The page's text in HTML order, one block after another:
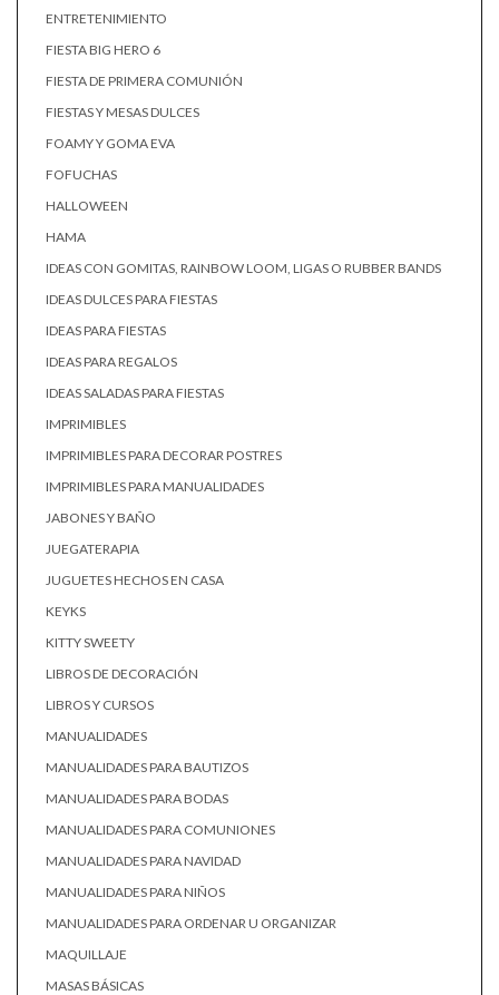
ENTRETENIMIENTO
FIESTA BIG HERO 6
FIESTA DE PRIMERA COMUNIÓN
FIESTAS Y MESAS DULCES
FOAMY Y GOMA EVA
FOFUCHAS
HALLOWEEN
HAMA
IDEAS CON GOMITAS, RAINBOW LOOM, LIGAS O RUBBER BANDS
IDEAS DULCES PARA FIESTAS
IDEAS PARA FIESTAS
IDEAS PARA REGALOS
IDEAS SALADAS PARA FIESTAS
IMPRIMIBLES
IMPRIMIBLES PARA DECORAR POSTRES
IMPRIMIBLES PARA MANUALIDADES
JABONES Y BAÑO
JUEGATERAPIA
JUGUETES HECHOS EN CASA
KEYKS
KITTY SWEETY
LIBROS DE DECORACIÓN
LIBROS Y CURSOS
MANUALIDADES
MANUALIDADES PARA BAUTIZOS
MANUALIDADES PARA BODAS
MANUALIDADES PARA COMUNIONES
MANUALIDADES PARA NAVIDAD
MANUALIDADES PARA NIÑOS
MANUALIDADES PARA ORDENAR U ORGANIZAR
MAQUILLAJE
MASAS BÁSICAS